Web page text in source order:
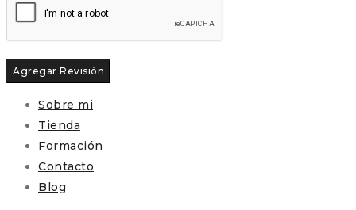
Sobre mi
Tienda
Formación
Contacto
Blog